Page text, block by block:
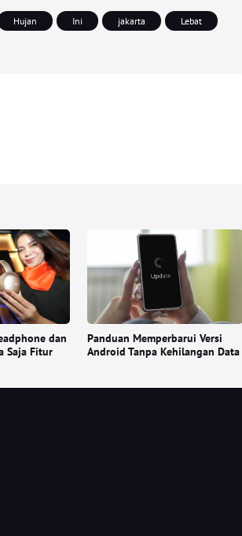
Hujan Ini jakarta
Lebat
dan
Saja Fitur
Panduan Memperbarui Versi
Android Tanpa Kehilangan Data